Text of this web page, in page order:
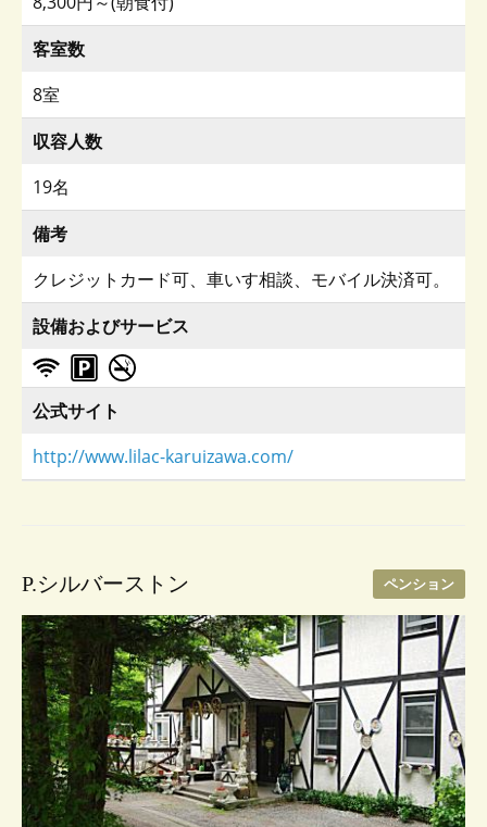
客室数
8室
収容人数
19名
備考
クレジットカード可、車いす相談、モバイル決済可。
設備およびサービス
公式サイト
http://www.lilac-karuizawa.com/
P.シルバーストン ペンション